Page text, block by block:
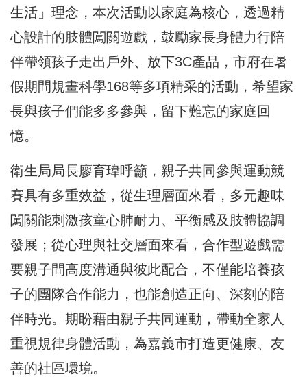
生活」理念，本次活動以家庭為核心，透過精
心設計的肢體闖關遊戲，鼓勵家長身體力行陪
伴帶領孩子走出戶外、放下3C產品，市府在暑
假期間規畫科學168等多項精采的活動，希望家
長與孩子們能多多參與，留下難忘的家庭回
憶。
衛生局局長廖育瑋呼籲，親子共同參與運動競
賽具有多重效益，從生理層面來看，多元趣味
闖關能刺激孩童心肺耐力、平衡感及肢體協調
發展；從心理與社交層面來看，合作型遊戲需
要親子間高度溝通與彼此配合，不僅能培養孩
子的團隊合作能力，也能創造正向、深刻的陪
伴時光。期盼藉由親子共同運動，帶動全家人
重視規律身體活動，為嘉義市打造更健康、友
善的社區環境。